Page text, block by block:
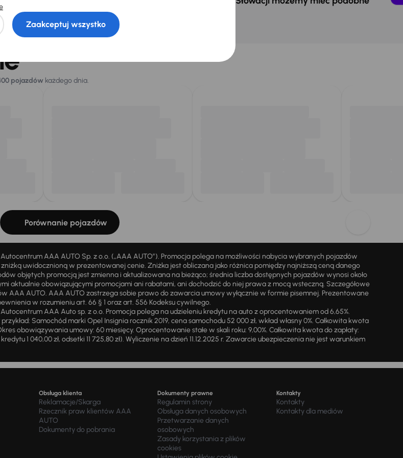
samochody, których szukasz.
Znajdź podobny samochód
pojazdów każdego dnia.
Porównanie pojazdów
AAA AUTO Sp. z o.o. („AAA AUTO”). Promocja polega na możliwości nabycia wybranych pojazdów
uwidocznioną w prezentowanej cenie. Zniżka jest obliczana jako różnica pomiędzy najniższą ceną danego
objętych promocją jest zmienna i aktualizowana na bieżąco; średnia liczba dostępnych pojazdów wynosi około
aktualnie obowiązującymi promocjami ani rabatami, ani dochodzić do niej prawa z mocą wsteczną. Szczegółowe
AAA AUTO. AAA AUTO zastrzega sobie prawo do zawarcia umowy wyłącznie w formie pisemnej. Prezentowane
w rozumieniu art. 66 § 1 oraz art. 556 Kodeksu cywilnego.
AAA Auto sp. z o.o. Promocja polega na udzieleniu kredytu na auto z oprocentowaniem od 6,65%.
Samochód marki Opel Insignia rocznik 2019, cena samochodu 52 000 zł, wkład własny 0%. Całkowita kwota
obowiązywania umowy: 60 miesięcy. Oprocentowanie stałe w skali roku: 9,00%. Całkowita kwota do zapłaty:
1 040,00 zł, odsetki 11 725,80 zł). Wyliczenie na dzień 11.12.2025 r. Zawarcie ubezpieczenia nie jest warunkiem
Obsługa klienta
Reklamacje/Skarga
Rzecznik praw klientów AAA
AUTO
Dokumenty do pobrania
Dokumenty prawne
Regulamin strony
Obsługa danych osobowych
Przetwarzanie danych
osobowych
Zasady korzystania z plików
cookies
Kontakty
Kontakty
Kontakty dla mediów
Zaakceptuj wszystko